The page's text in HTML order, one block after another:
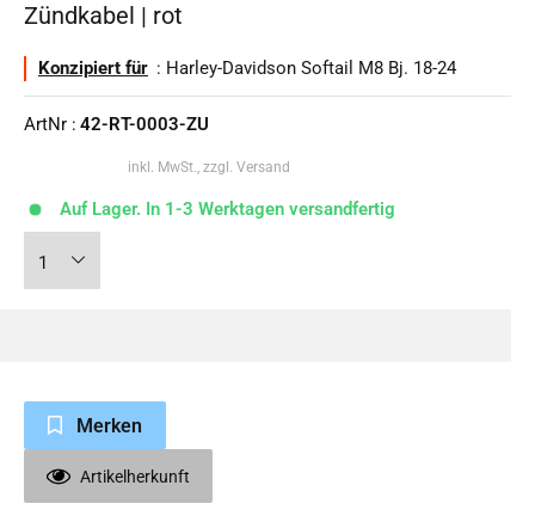
Zündkabel | rot
Konzipiert für : Harley-Davidson Softail M8 Bj. 18-24
ArtNr : 42-RT-0003-ZU
inkl. MwSt., zzgl. Versand
Auf Lager. In 1-3 Werktagen versandfertig
Merken
Artikelherkunft